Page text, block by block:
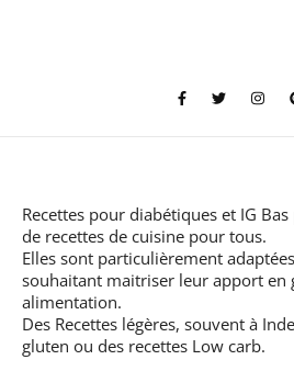
Recettes pour diabétiques et IG Bas
de recettes de cuisine pour tous.
Elles sont particulièrement
souhaitant maitriser leur apport en
alimentation.
Des Recettes légères, souvent à
gluten ou des recettes Low carb.